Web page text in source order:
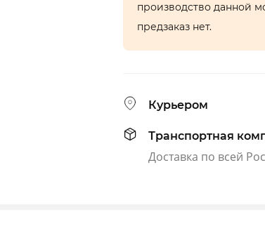
производство данной
предзаказ нет.
Курьером
Транспортная
Доставка по всей